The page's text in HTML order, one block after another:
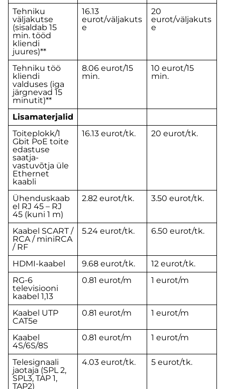
Tehniku
väljakutse
(sisaldab 15
min. tööd
kliendi
juures)**
16.13
eurot/väljakuts
e
20
eurot/väljakuts
e
Tehniku töö
kliendi
valduses (iga
järgnevad 15
minutit)**
8.06 eurot/15
min.
10 eurot/15
min.
Lisamaterjalid
Toiteplokk/1
Gbit PoE toite
edastuse
saatja-
vastuvõtja üle
Ethernet
kaabli
16.13 eurot/tk. 20 eurot/tk.
Ühenduskaab
el RJ 45 – RJ
45 (kuni 1 m)
2.82 eurot/tk. 3.50 eurot/tk.
Kaabel SCART /
RCA / miniRCA
/ RF
5.24 eurot/tk. 6.50 eurot/tk.
HDMI-kaabel 9.68 eurot/tk.
12 eurot/tk.
RG-6
televisiooni
kaabel 1,13
0.81 eurot/m 1 eurot/m
Kaabel UTP
CAT5e
0.81 eurot/m 1 eurot/m
Kaabel
4S/6S/8S
0.81 eurot/m 1 eurot/m
Telesignaali
jaotaja (SPL 2,
SPL3, TAP 1,
TAP2)
4.03 eurot/tk. 5 eurot/tk.